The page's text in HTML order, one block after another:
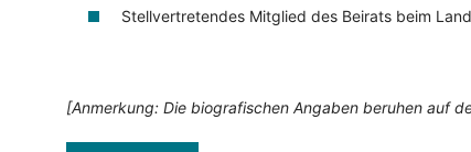
Stellvertretendes Mitglied des Beirats beim
[Anmerkung: Die biografischen Angaben beruhen auf